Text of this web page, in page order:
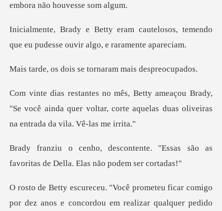
em
autelosos, temendo
que eu pudesse
is se tornaram ma
ady,
"Se você ainda quer voltar, corte aquelas du
e. "Essas são as
favoritas de Del
concordou em realizar qualquer pedido